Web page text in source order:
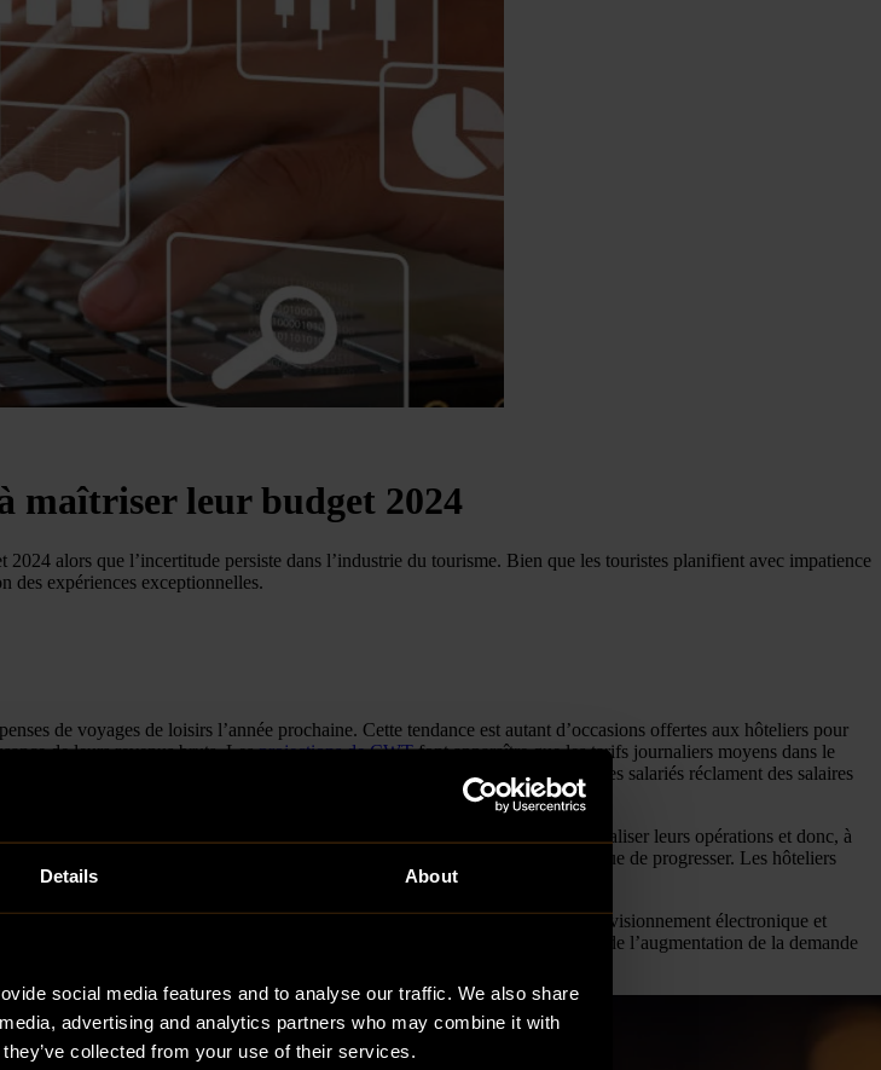
Details About
social media features and to analyse our traffic. We also share
advertising and analytics partners who may combine it with
collected from your use of their services.
maîtriser leur budget 2024
alors que l’incertitude persiste dans l’industrie du tourisme. Bien que les touristes planifient avec impatience
des expériences exceptionnelles.
de voyages de loisirs l’année prochaine. Cette tendance est autant d’occasions offertes aux hôteliers pour
de leurs revenus bruts. Lesprojections de CWTfont apparaître que les tarifs journaliers moyens dans le
tarifs journaliers moyens augmentent, les coûts, eux, explosent. Alors que les salariés réclament des salaires
de voyage ne se répercute pas sur les résultats des hôteliers.
dans l’innovation de leur structure interne, ce qui les aidera à rationaliser leurs opérations et donc, à
de réduire les coûts, même si le prix des marchandises et des services continue de progresser. Les hôteliers
de l’entreprise. L’investissement dans des solutions qui favorisent l’approvisionnement électronique et
la gestion des stocks. Les hôteliers sont ainsi assurés de profiter pleinement de l’augmentation de la demande